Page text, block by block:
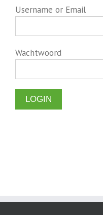
Username or Email
Wachtwoord